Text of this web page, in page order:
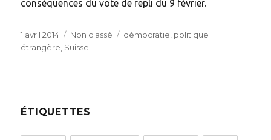
conséquences du vote de repli du 9 février.
Posted
on
1 avril 2014 Categories
Non classé Tags
démocratie, politique
étrangère, Suisse
ÉTIQUETTES